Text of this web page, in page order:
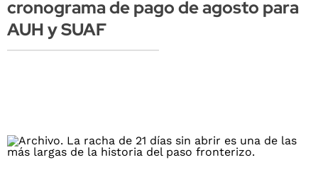
cronograma de pago de agosto para
AUH y SUAF